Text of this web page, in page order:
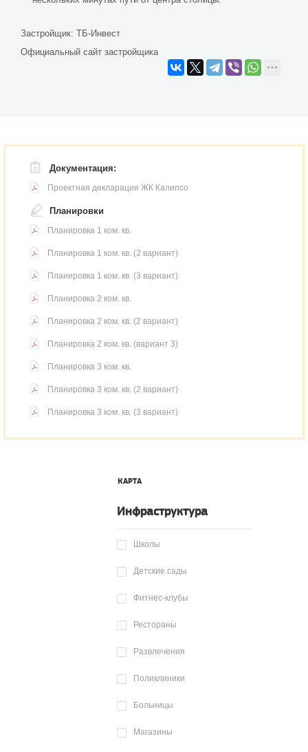
Застройщик: ТБ-Инвест
Официальный сайт застройщика
Документация:
Проектная декларация ЖК Калипсо
Планировки
Планировка 1 ком. кв.
Планировка 1 ком. кв. (2 вариант)
Планировка 1 ком. кв. (3 вариант)
Планировка 2 ком. кв.
Планировка 2 ком. кв. (2 вариант)
Планировка 2 ком. кв. (вариант 3)
Планировка 3 ком. кв.
Планировка 3 ком. кв. (2 вариант)
Планировка 3 ком. кв. (3 вариант)
КАРТА
Инфраструктура
Школы
Детские сады
Фитнес-клубы
Рестораны
Развлечения
Поликлиники
Больницы
Магазины